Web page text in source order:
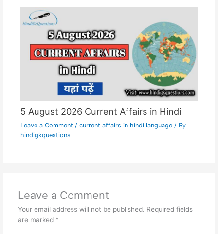
5 August 2026 Current Affairs in Hindi
Leave a Comment / current affairs in hindi language/ By
hindigkquestions
Leave a Comment
Your email address will not be published. Required fields
are marked *